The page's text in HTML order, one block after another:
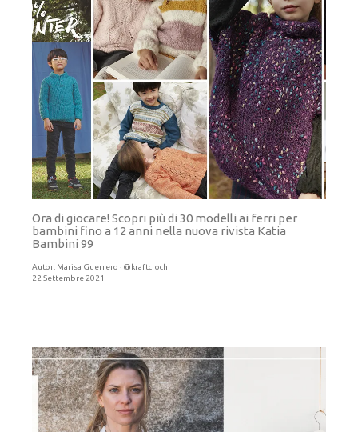
Ora di giocare! Scopri più di 30 modelli ai ferri per
bambini fino a 12 anni nella nuova rivista Katia
Bambini 99
Autor: Marisa Guerrero · @kraftcroch
22 Settembre 2021